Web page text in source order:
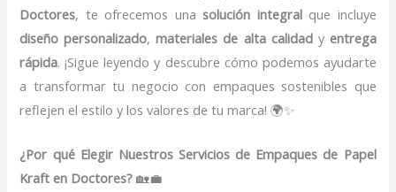
Doctores, te ofrecemos unasolución integralque incluye
diseño personalizado,materiales de alta calidady entrega
rápida. ¡Sigue leyendo y descubre cómo podemos ayudarte
a transformar tu negocio con empaques sostenibles que
reflejen el estilo y los valores de tu marca! 🌍✨
¿Por qué Elegir Nuestros Servicios de Empaques de Papel
Kraft en Doctores? 🏡💼